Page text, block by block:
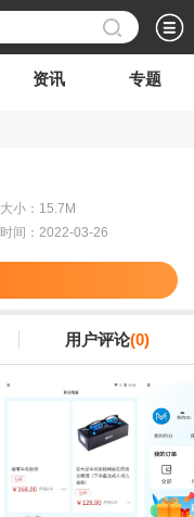
资讯 专题
大小：15.7M
时间：2022-03-26
用户评论(0)